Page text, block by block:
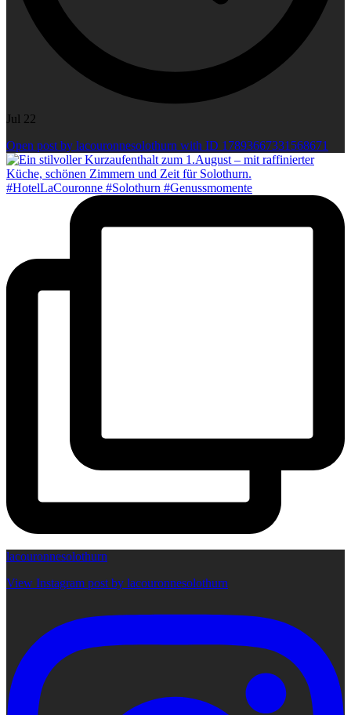
Jul 22
Open post by lacouronnesolothurn with ID 17893667331568671
lacouronnesolothurn
View Instagram post by lacouronnesolothurn